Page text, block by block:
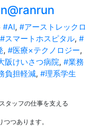
#AI, #アーストレックロ
#スマートホスピタル, #
, #医療×テクノロジー,
阪けいさつ病院, #業務
負担軽減, #理系学生
タッフの仕事を支える
つあります。